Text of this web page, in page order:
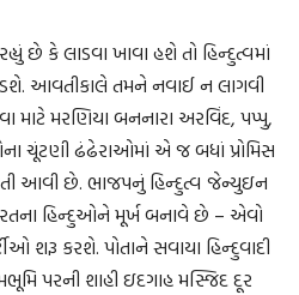
છે કે લાડવા ખાવા હશે તો હિન્દુત્વમાં
આવતીકાલે તમને નવાઈ ન લાગવી
માટે મરણિયા બનનારા અરવિંદ, પપ્પુ,
ચૂંટણી ઢંઢેરાઓમાં એ જ બધાં પ્રોમિસ
આવી છે. ભાજપનું હિન્દુત્વ જેન્યુઇન
હિન્દુઓને મૂર્ખ બનાવે છે – એવો
શરૂ કરશે. પોતાને સવાયા હિન્દુવાદી
પરની શાહી ઇદગાહ મસ્જિદ દૂર